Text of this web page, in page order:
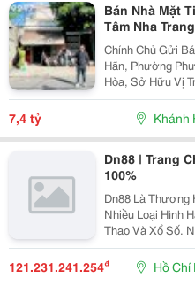
Bán Nhà Mặt
Tâm Nha
Tỷ
Chính Chủ Gửi
Hãn, Phường
Hòa, Sở Hữu Vị
Cửa Hàng, Văn
7,4 tỷ Khánh
Dn88 | Trang
100%
Dn88 Là Thương
Nhiều Loại Hình
Thao Và Xổ Số.
Nghệ, Bảo Mật
Pc Lẫn Điện
Https://
121.231.241.254₫ Hồ Chí